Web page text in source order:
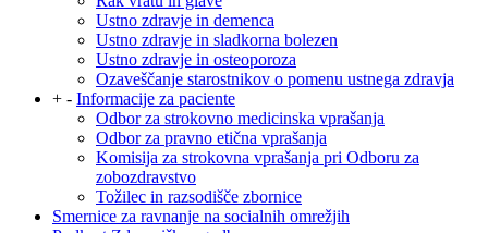
Ustno zdravje in demenca
Ustno zdravje in sladkorna bolezen
Ustno zdravje in osteoporoza
Ozaveščanje starostnikov o pomenu ustnega zdravja
+ - Informacije za paciente
Odbor za strokovno medicinska vprašanja
Odbor za pravno etična vprašanja
Komisija za strokovna vprašanja pri Odboru za
zobozdravstvo
Tožilec in razsodišče zbornice
Smernice za ravnanje na socialnih omrežjih